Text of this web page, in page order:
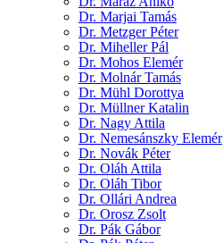
Dr. Marjai Tamás
Dr. Metzger Péter
Dr. Miheller Pál
Dr. Mohos Elemér
Dr. Molnár Tamás
Dr. Mühl Dorottya
Dr. Müllner Katalin
Dr. Nagy Attila
Dr. Nemesánszky Elemér
Dr. Novák Péter
Dr. Oláh Attila
Dr. Oláh Tibor
Dr. Ollári Andrea
Dr. Orosz Zsolt
Dr. Pák Gábor